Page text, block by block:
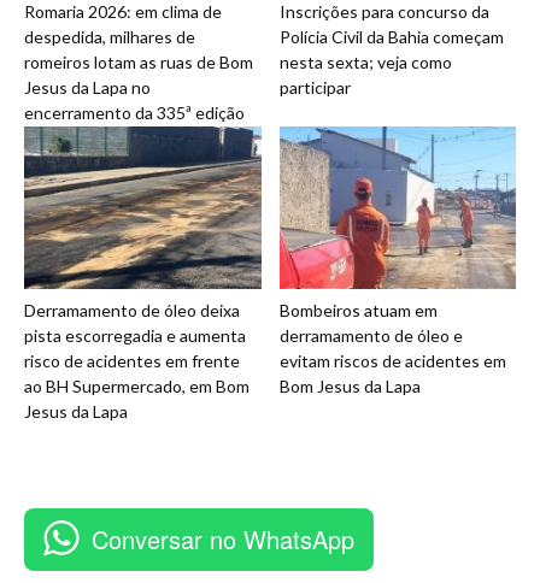
Romaria 2026: em clima de
despedida, milhares de
romeiros lotam as ruas de Bom
Jesus da Lapa no
encerramento da 335ª edição
Inscrições para concurso da
Polícia Civil da Bahia começam
nesta sexta; veja como
participar
Derramamento de óleo deixa
pista escorregadia e aumenta
risco de acidentes em frente
ao BH Supermercado, em Bom
Jesus da Lapa
Bombeiros atuam em
derramamento de óleo e
evitam riscos de acidentes em
Bom Jesus da Lapa
Conversar no WhatsApp